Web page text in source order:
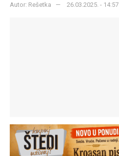
Autor: Rešetka 26.03.2025. - 14:57